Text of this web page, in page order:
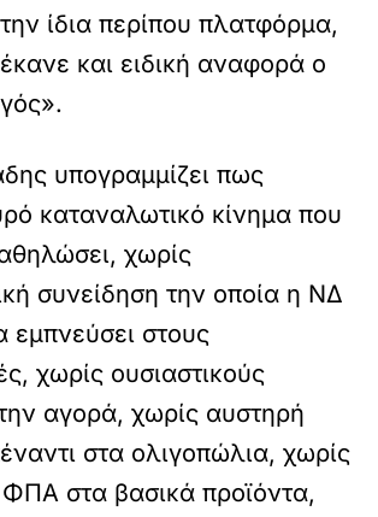
ίδια περίπου πλατφόρμα,
και ειδική αναφορά ο
υπογραμμίζει πως
καταναλωτικό κίνημα που
χωρίς
συνείδηση την οποία η ΝΔ
εμπνεύσει στους
χωρίς ουσιαστικούς
αγορά, χωρίς αυστηρή
στα ολιγοπώλια, χωρίς
στα βασικά προϊόντα,